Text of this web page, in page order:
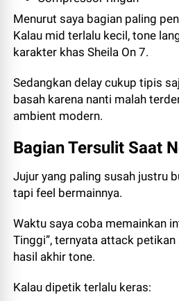
Menurut saya bagian paling
Kalau mid terlalu kecil, tone
karakter khas Sheila On 7.
Sedangkan delay cukup tipis
basah karena nanti malah
ambient modern.
Bagian Tersulit Saat
Jujur yang paling susah justru
tapi feel bermainnya.
Waktu saya coba memainkan
Tinggi”, ternyata attack
hasil akhir tone.
Kalau dipetik terlalu keras: